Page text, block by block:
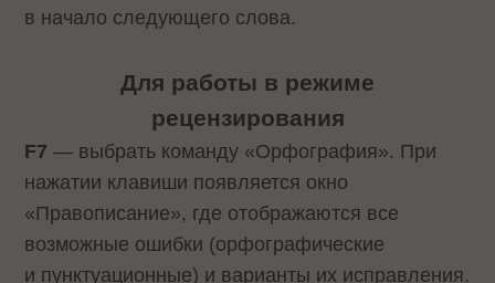
в начало следующего слова.
Для работы в режиме
рецензирования
F7 — выбрать команду «Орфография». При
нажатии клавиши появляется окно
«Правописание», где отображаются все
возможные ошибки (орфографические
и пунктуационные) и варианты их исправления.